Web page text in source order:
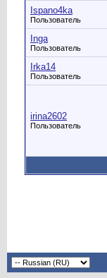
Ispano4ka
Пользователь
Inga
Пользователь
Irka14
Пользователь
irina2602
Пользователь